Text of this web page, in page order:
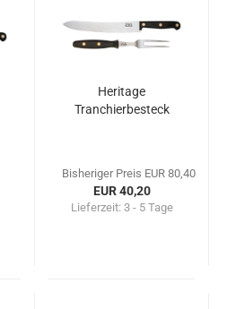
Heritage
Tranchierbesteck
Bisheriger Preis EUR 80,40
EUR 40,20
Lieferzeit: 3 - 5 Tage